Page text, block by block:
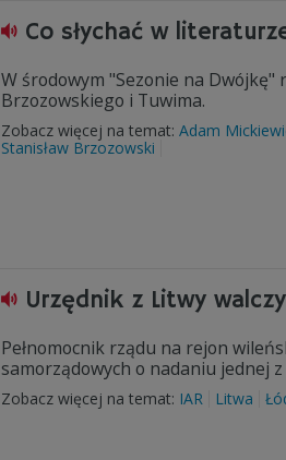
Co słychać w
W środowym "Sezonie na Dwójkę"
Brzozowskiego i Tuwima.
Zobacz więcej na temat: Adam
Stanisław Brzozowski
Urzędnik z Litwy
Pełnomocnik rządu na rejon
samorządowych o nadaniu jednej
Zobacz więcej na temat: IAR Litwa